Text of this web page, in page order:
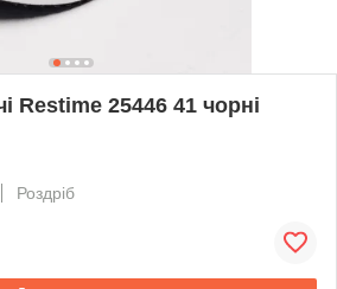
Restime 25446 41 чорні
Роздріб